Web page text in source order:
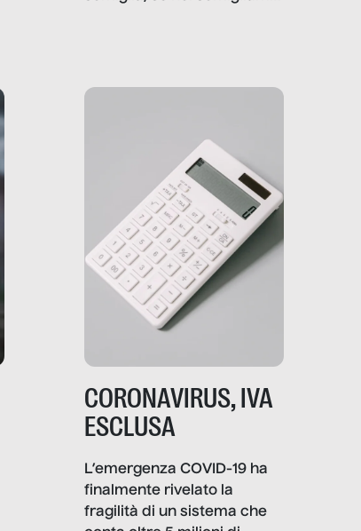
comunica, quanto vale […]
CORONAVIRUS, IVA
ESCLUSA
L’emergenza COVID-19 ha
finalmente rivelato la
fragilità di un sistema che